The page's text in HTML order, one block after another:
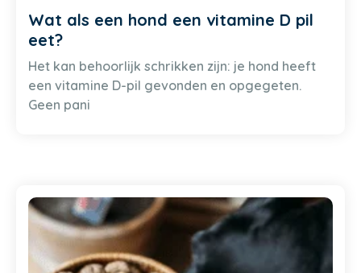
Wat als een hond een vitamine D pil
eet?
Het kan behoorlijk schrikken zijn: je hond heeft
een vitamine D-pil gevonden en opgegeten.
Geen pani